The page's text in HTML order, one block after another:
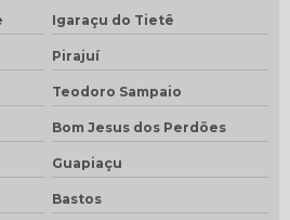
Igaraçu do Tietê
Pirajuí
Teodoro Sampaio
Bom Jesus dos Perdões
Guapiaçu
Bastos